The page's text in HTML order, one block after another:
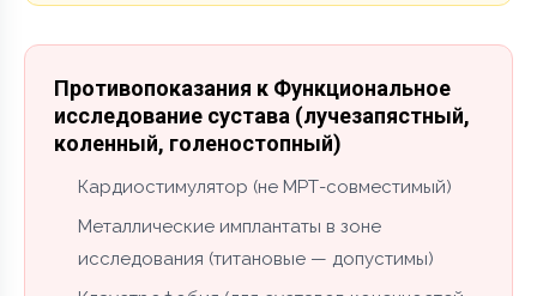
Противопоказания к Функциональное
исследование сустава (лучезапястный,
коленный, голеностопный)
Кардиостимулятор (не МРТ-совместимый)
Металлические имплантаты в зоне
исследования (титановые — допустимы)